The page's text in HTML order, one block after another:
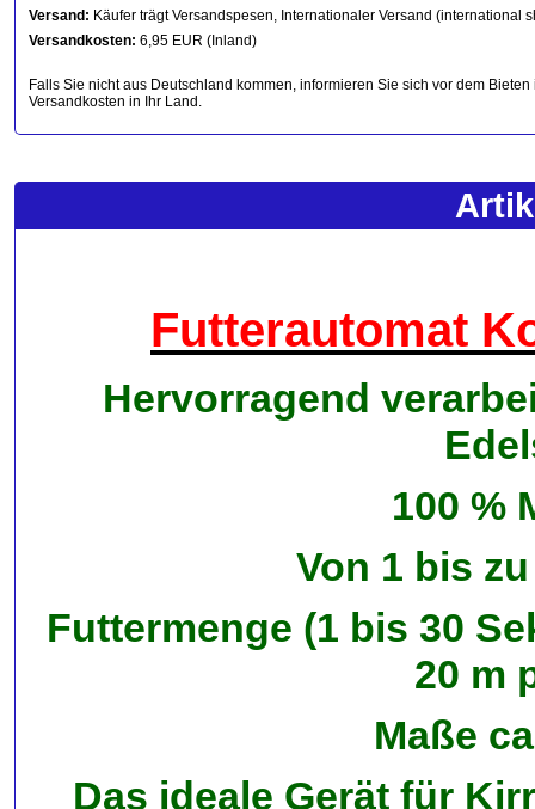
Versand: Käufer trägt Versandspesen, Internationaler Versand (international
Versandkosten: 6,95 EUR (Inland)
Falls Sie nicht aus Deutschland kommen, informieren Sie sich vor dem
Versandkosten in Ihr Land.
Futterautomat
Hervorragend
100 %
Von 1 bis
Futtermenge (1 bis 30
20 m
Maße
Das ideale Gerät für